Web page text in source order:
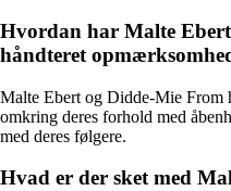
Hvordan har Malte
håndteret
Malte Ebert og Didde-Mie From
omkring deres forhold med
med deres følgere.
Hvad er der sket med